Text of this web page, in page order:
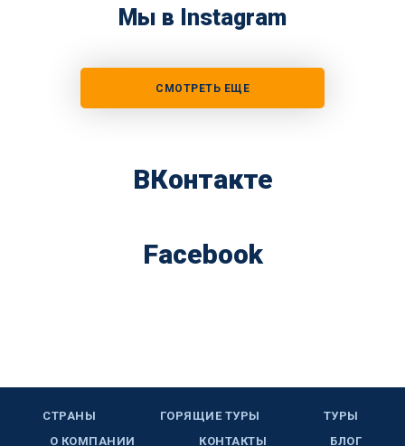
Мы в Instagram
СМОТРЕТЬ ЕЩЕ
ВКонтакте
Facebook
СТРАНЫ ГОРЯЩИЕ ТУРЫ
ТУРЫ
О КОМПАНИИ
КОНТАКТЫ БЛОГ